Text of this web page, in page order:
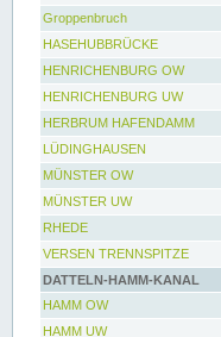
Groppenbruch
HASEHUBBRÜCKE
HENRICHENBURG OW
HENRICHENBURG UW
HERBRUM HAFENDAMM
LÜDINGHAUSEN
MÜNSTER OW
MÜNSTER UW
RHEDE
VERSEN TRENNSPITZE
DATTELN-HAMM-KANAL
HAMM OW
HAMM UW